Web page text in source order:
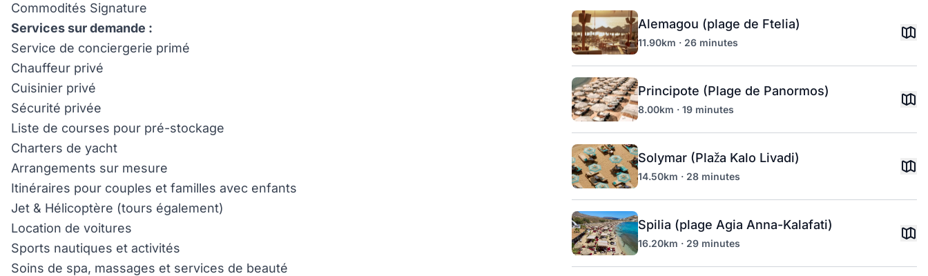
Commodités Signature
Services sur demande :
Service de conciergerie primé
Chauffeur privé
Cuisinier privé
Sécurité privée
Liste de courses pour pré-stockage
Charters de yacht
Arrangements sur mesure
Itinéraires pour couples et familles avec enfants
Jet & Hélicoptère (tours également)
Location de voitures
Sports nautiques et activités
Soins de spa, massages et services de beauté
Alemagou (plage de Ftelia)
11.90km · 26 minutes
Principote (Plage de Panormos)
8.00km · 19 minutes
Solymar (Plaža Kalo Livadi)
14.50km · 28 minutes
Spilia (plage Agia Anna-Kalafati)
16.20km · 29 minutes